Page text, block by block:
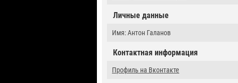
Личные данные
Имя: Антон Галанов
Контактная информация
Профиль на Вконтакте